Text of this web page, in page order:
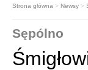
Strona główna > Newsy >
Sępólno